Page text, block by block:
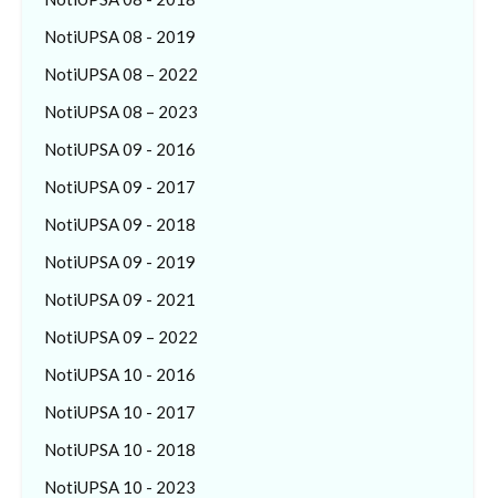
NotiUPSA 08 - 2019
NotiUPSA 08 – 2022
NotiUPSA 08 – 2023
NotiUPSA 09 - 2016
NotiUPSA 09 - 2017
NotiUPSA 09 - 2018
NotiUPSA 09 - 2019
NotiUPSA 09 - 2021
NotiUPSA 09 – 2022
NotiUPSA 10 - 2016
NotiUPSA 10 - 2017
NotiUPSA 10 - 2018
NotiUPSA 10 - 2023